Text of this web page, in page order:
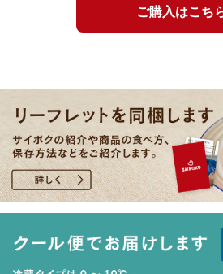
ご購入はこち